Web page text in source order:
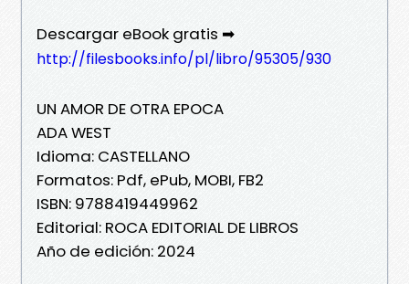
Descargar eBook gratis ➡
http://filesbooks.info/pl/libro/95305/930
UN AMOR DE OTRA EPOCA
ADA WEST
Idioma: CASTELLANO
Formatos: Pdf, ePub, MOBI, FB2
ISBN: 9788419449962
Editorial: ROCA EDITORIAL DE LIBROS
Año de edición: 2024